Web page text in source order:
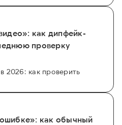
как дипфейк-
проверку
2026: как проверить
как обычный